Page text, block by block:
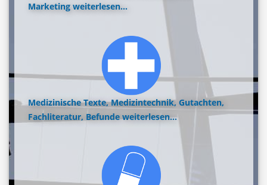
Marketing weiterlesen...
Medizinische Texte, Medizintechnik, Gutachten,
Fachliteratur, Befunde weiterlesen...